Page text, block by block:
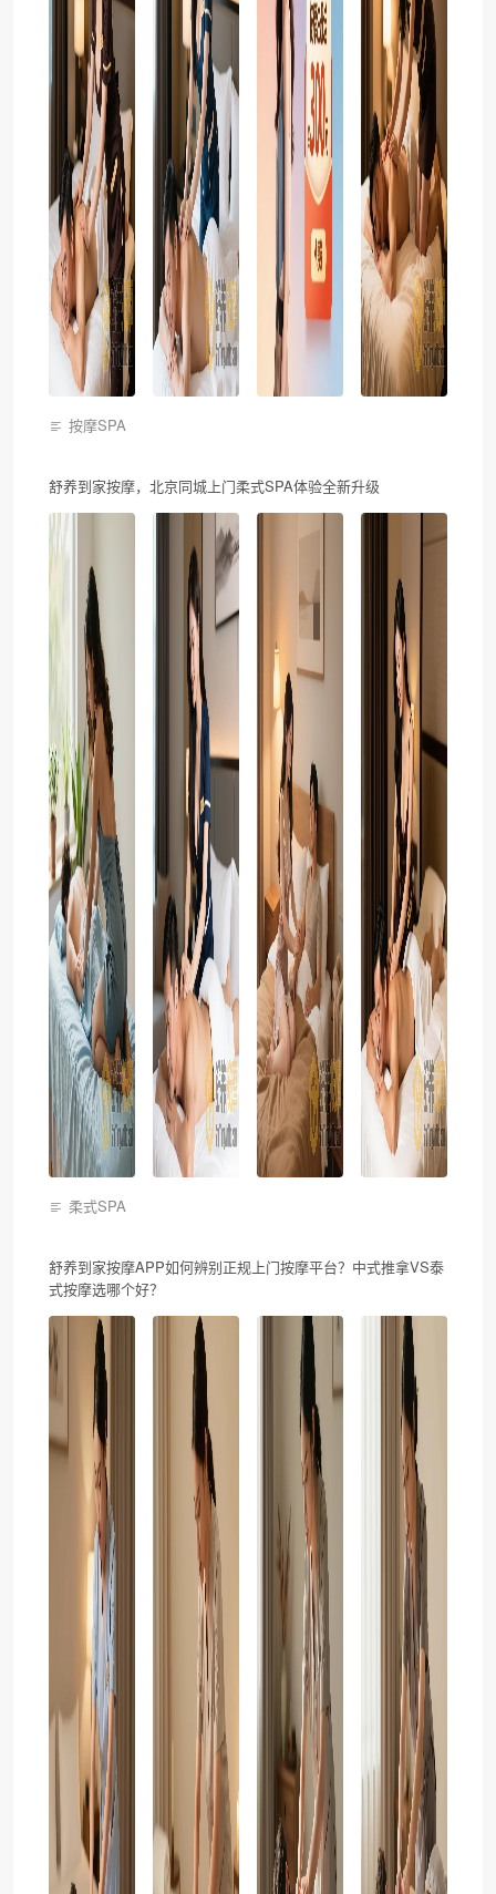
按摩SPA
舒养到家按摩，北京同城上门柔式SPA体验全新升级
柔式SPA
舒养到家按摩APP如何辨别正规上门按摩平台？中式推拿VS泰
式按摩选哪个好？